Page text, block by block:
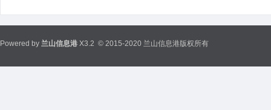
Powered by 兰山信息港 X3.2 © 2015-2020 兰山信息港版权所有